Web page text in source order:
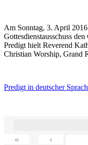
Am Sonntag, 3. April 2016
Gottesdienstausschuss
Predigt hielt Reverend
Christian Worship, Grand
Predigt in deutscher
« ‹